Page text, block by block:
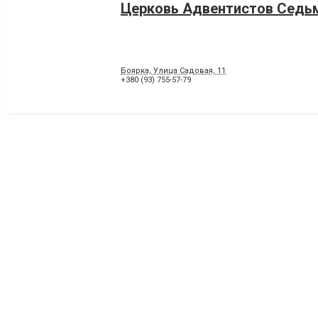
Церковь Адвентистов
Боярка, Улица Садовая, 11
+380 (93) 755-57-79